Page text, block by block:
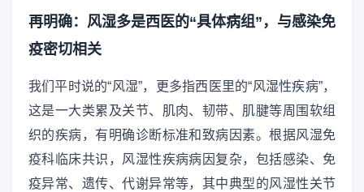
再明确：风湿多是西医的“具体病组”，与感染免
疫密切相关
我们平时说的“风湿”，更多指西医里的“风湿性疾病”，
这是一大类累及关节、肌肉、韧带、肌腱等周围软组
织的疾病，有明确诊断标准和致病因素。根据风湿免
疫科临床共识，风湿性疾病病因复杂，包括感染、免
疫异常、遗传、代谢异常等，其中典型的风湿性关节